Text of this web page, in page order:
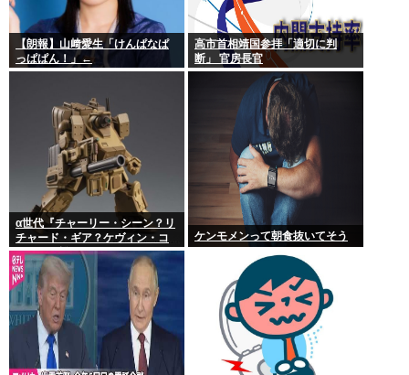
【朗報】山﨑愛生「けんぱなぱ
っぱぱん！」←
高市首相靖国参拝「適切に判
断」 官房長官
α世代『チャーリー・シーン？リ
チャード・ギア？ケヴィン・コ
スナー？誰ですかそれ？？』何
故なのか
ケンモメンって朝食抜いてそう